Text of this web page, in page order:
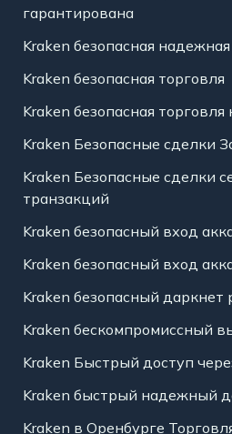
гарантирована
Kraken безопасная
Kraken безопасная торговля
Kraken безопасная
Kraken Безопасные сделки
Kraken Безопасные сделки
транзакций
Kraken безопасный вход
Kraken безопасный вход
Kraken безопасный даркнет
Kraken бескомпромиссный
Kraken Быстрый доступ
Kraken быстрый надежный
Kraken в Оренбурге